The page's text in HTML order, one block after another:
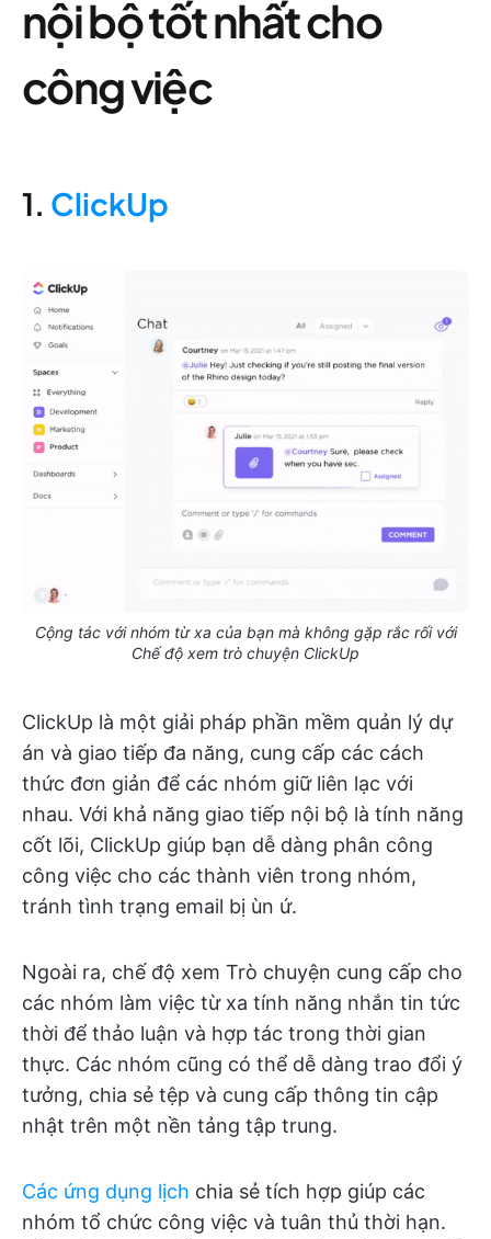
nội bộ tốt nhất cho
công việc
1. ClickUp
Cộng tác với nhóm từ xa của bạn mà không gặp rắc rối với
Chế độ xem trò chuyện ClickUp
ClickUp là một giải pháp phần mềm quản lý dự
án và giao tiếp đa năng, cung cấp các cách
thức đơn giản để các nhóm giữ liên lạc với
nhau. Với khả năng giao tiếp nội bộ là tính năng
cốt lõi, ClickUp giúp bạn dễ dàng phân công
công việc cho các thành viên trong nhóm,
tránh tình trạng email bị ùn ứ.
Ngoài ra, chế độ xem Trò chuyện cung cấp cho
các nhóm làm việc từ xa tính năng nhắn tin tức
thời để thảo luận và hợp tác trong thời gian
thực. Các nhóm cũng có thể dễ dàng trao đổi ý
tưởng, chia sẻ tệp và cung cấp thông tin cập
nhật trên một nền tảng tập trung.
Các ứng dụng lịch chia sẻ tích hợp giúp các
nhóm tổ chức công việc và tuân thủ thời hạn.